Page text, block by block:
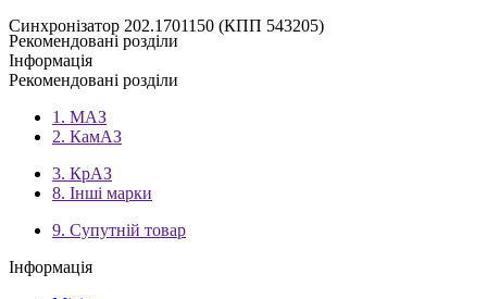
Синхронізатор 202.1701150 (КПП 543205)
Рекомендовані розділи
Інформація
Рекомендовані розділи
1. МАЗ
2. КамАЗ
3. КрАЗ
8. Інші марки
9. Супутній товар
Інформація